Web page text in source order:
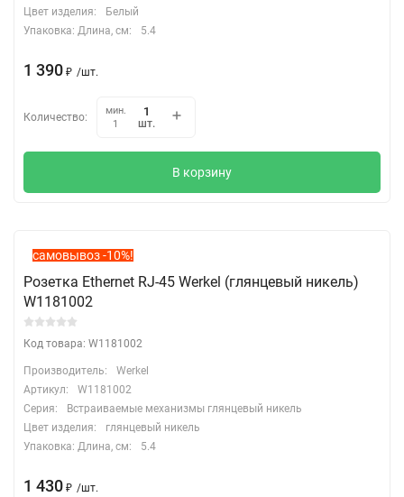
Цвет изделия:
Белый
Упаковка: Длина, cм:
5.4
1 390 ₽ /шт.
Количество:
мин.
1
шт.
В корзину
самовывоз -10%!
Розетка Ethernet RJ-45 Werkel (глянцевый никель)
W1181002
Код товара: W1181002
Производитель:
Werkel
Артикул:
W1181002
Серия:
Встраиваемые механизмы глянцевый никель
Цвет изделия:
глянцевый никель
Упаковка: Длина, cм:
5.4
1 430 ₽ /шт.